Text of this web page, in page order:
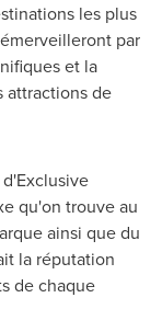
les plus
par
et la
attractions de
qu'on trouve au
ainsi que du
la réputation
de chaque